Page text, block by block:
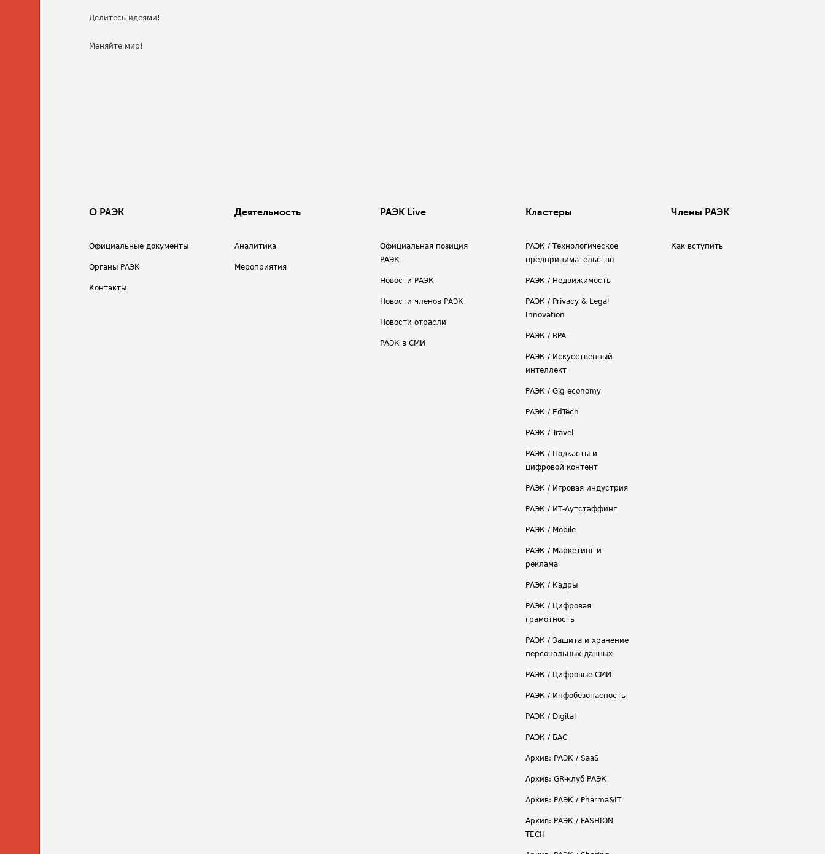
Делитесь идеями!
Меняйте мир!
О РАЭК
Официальные документы
Органы РАЭК
Контакты
Деятельность
Аналитика
Мероприятия
РАЭК Live
Официальная позиция
РАЭК
Новости РАЭК
Новости членов РАЭК
Новости отрасли
РАЭК в СМИ
Кластеры
РАЭК / Технологическое
предпринимательство
РАЭК / Недвижимость
РАЭК / Privacy & Legal
Innovation
РАЭК / RPA
РАЭК / Искусственный
интеллект
РАЭК / Gig economy
РАЭК / EdTech
РАЭК / Travel
РАЭК / Подкасты и
цифровой контент
РАЭК / Игровая индустрия
РАЭК / ИТ-Аутстаффинг
РАЭК / Mobile
РАЭК / Маркетинг и
реклама
РАЭК / Кадры
РАЭК / Цифровая
грамотность
РАЭК / Защита и хранение
персональных данных
РАЭК / Цифровые СМИ
РАЭК / Инфобезопасность
РАЭК / Digital
РАЭК / БАС
Архив: РАЭК / SaaS
Архив: GR-клуб РАЭК
Архив: РАЭК / Pharma&IT
Архив: РАЭК / FASHION
TECH
Члены РАЭК
Как вступить